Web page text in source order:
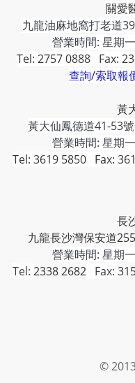
關愛
九龍油麻地窩打老道
營業時間: 星期
Tel: 2757 0888 Fax:
查詢/索取報
黃
黃大仙鳳德道41-53
營業時間: 星期
Tel: 3619 5850 Fax:
長
九龍長沙灣保安道
營業時間: 星期
Tel: 2338 2682Fax:
©